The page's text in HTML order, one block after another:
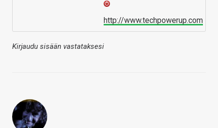
http://www.techpowerup.com
Kirjaudu sisään vastataksesi